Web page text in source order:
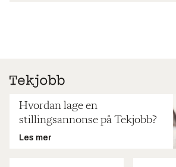
Hvordan lage en
stillingsannonse på Tekjobb?
Les mer